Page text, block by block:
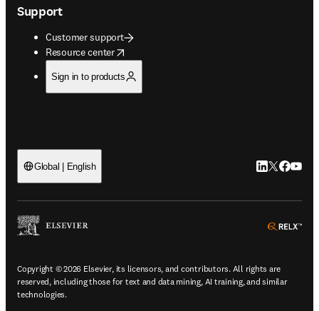
Support
Customer support
Resource center
opens in new tab/window
Sign in to products
Global | English LinkedIn
Twitter
Copyright © 2026 Elsevier, its licensors, and contributors. All rights are
reserved, including those for text and data mining, AI training, and similar
technologies.